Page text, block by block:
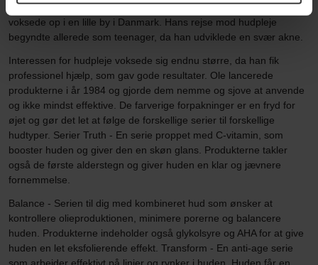
Henriksen Hollywood-stjernernes hudplejeguru Ole Henriksen
voksede op i en lille by i Danmark. Hans rejse mod hudpleje
begyndte allerede som teenager, da han udviklede en svær akne.
Interessen for hudpleje voksede sig endnu større, da han fik
professionel hjælp, som gav gode resultater. Ole lancerede
produkterne i år 1984 og gjorde dem nemme og sjove at anvende
og ikke mindst effektive. De farverige forpakninger er en fryd for
øjet og gør det let at følge de forskellige serier til forskellige
hudtyper. Serier Truth - En serie proppet med C-vitamin, som
booster huden og giver den en skøn glans. Produkterne takler
også de første alderstegn og giver huden en klar og jævnere
fornemmelse.
Balance - Serien til dig med kombineret hud som ønsker at
kontrollere olieproduktionen, minimere porerne og balancere
huden. Produkterne indeholder også glykolsyre og AHA for at give
huden en let eksfolierende effekt. Transform - En anti-age serie
som arbejder effektivt på linjer og rynker i huden. Huden får en